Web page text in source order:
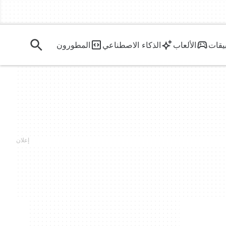
الألعاب الذكاء الاصطناعي المطورون